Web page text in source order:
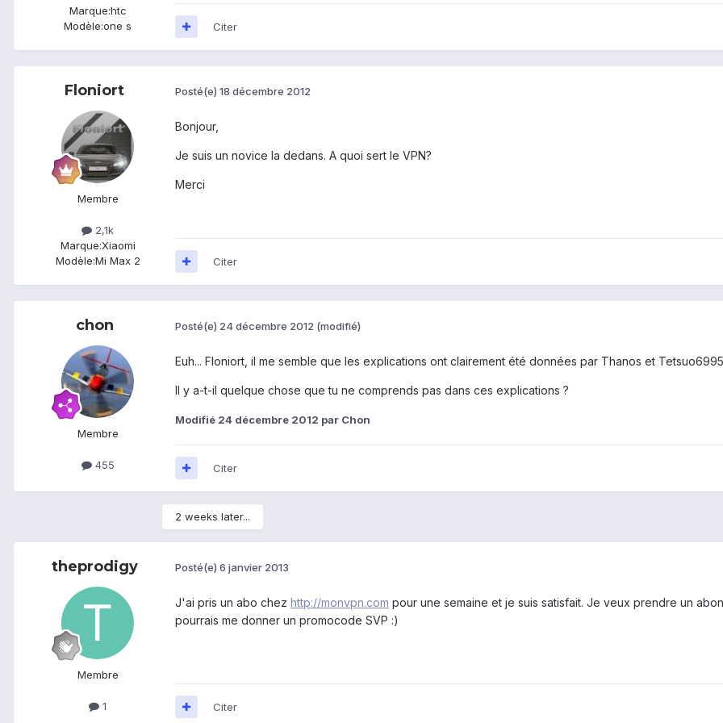
Marque:htc
Modèle:one s Citer
Floniort
Membre
2,1k
Marque:Xiaomi
Modèle:Mi Max 2
Posté(e) 18 décembre 2012
Bonjour,
Je suis un novice la dedans. A quoi sert le VPN?
Merci
Citer
chon
Membre
455
Posté(e) 24 décembre 2012 (modifié)
Euh... Floniort, il me semble que les explications ont clairement été données par Thanos et
Il y a-t-il quelque chose que tu ne comprends pas dans ces explications ?
Modifié 24 décembre 2012 par Chon
Citer
2 weeks later...
theprodigy
Membre
1
Posté(e) 6 janvier 2013
J'ai pris un abo chez http://monvpn.com pour une semaine et je suis satisfait. Je veux prendre un
pourrais me donner un promocode SVP :)
Citer